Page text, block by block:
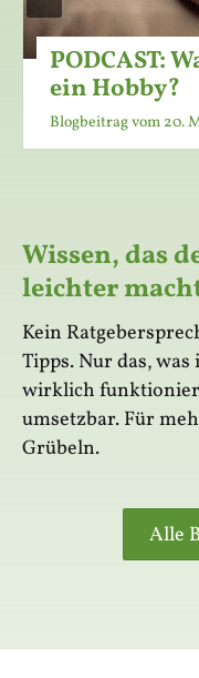
PODCAST:
ein Hobby?
Blogbeitrag vom 20.
Wissen, das
leichter
Kein
Tipps. Nur das,
wirklich
umsetzbar. Für
Grübeln.
Alle